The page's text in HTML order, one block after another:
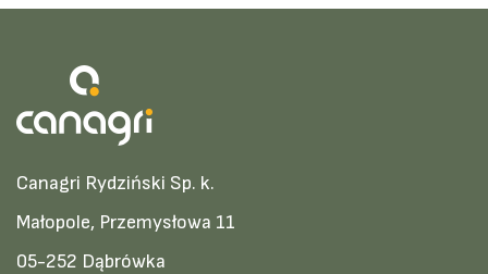
Canagri Rydziński Sp. k.
Małopole, Przemysłowa 11
05-252 Dąbrówka